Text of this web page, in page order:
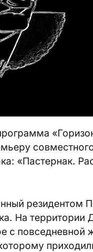
«Пастернак.
резидентом
На территории
с повседневной